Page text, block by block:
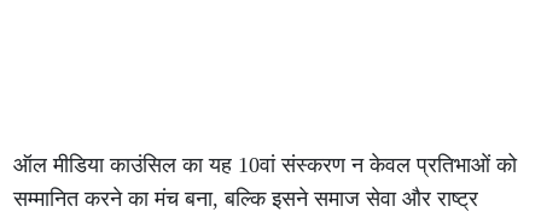
ऑल मीडिया काउंसिल का यह 10वां संस्करण न केवल प्रतिभाओं को
सम्मानित करने का मंच बना, बल्कि इसने समाज सेवा और राष्ट्र